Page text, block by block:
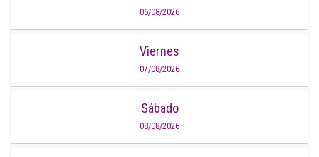
06/08/2026
Viernes
07/08/2026
Sábado
08/08/2026